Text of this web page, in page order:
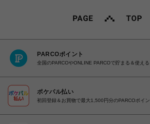
PARCOポイント
全国のPARCOやONLINE PARCOで貯まる＆使える
ポケパル払い
初回登録＆お買物で最大1,500円分のPARCOポイ